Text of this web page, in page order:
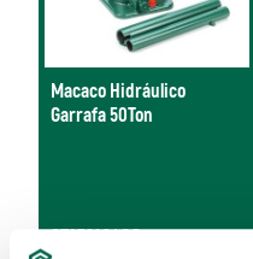
Macaco Hidráulico
Garrafa 50Ton
ST97810ASC